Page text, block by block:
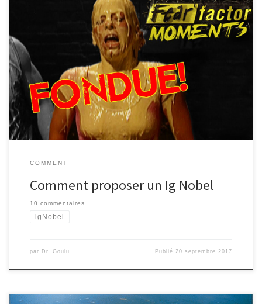
C’est avec un très grand plaisir que j’ai appris l’attribution du prix Ig
Nobel de Médecine 2017 à Jean-Pierre Royet, David Meunier,
Nicolas Torquet, Anne-Marie Mouly et Tao Jiang pour leurs travaux
sur le dégoût du fromage [1], dont voici l’abstract (traduit par
Google et moi): L’étude de l’aversion alimentaire […]
COMMENT
Comment proposer un Ig Nobel
10 commentaires
igNobel
par Dr. Goulu Publié 20 septembre 2017